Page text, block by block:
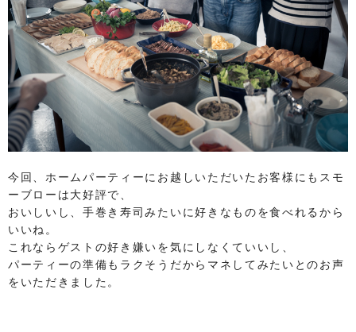
今回、ホームパーティーにお越しいただいたお客様にもスモ
ーブローは大好評で、
おいしいし、手巻き寿司みたいに好きなものを食べれるから
いいね。
これならゲストの好き嫌いを気にしなくていいし、
パーティーの準備もラクそうだからマネしてみたいとのお声
をいただきました。